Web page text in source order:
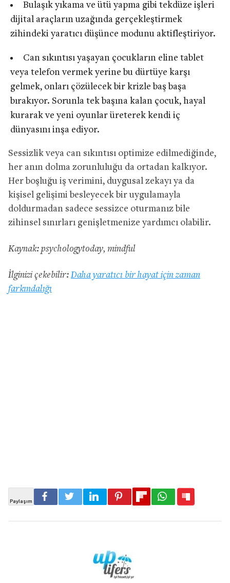
Bulaşık yıkama ve ütü yapma gibi tekdüze işleri
dijital araçların uzağında gerçekleştirmek
zihindeki yaratıcı düşünce modunu aktifleştiriyor.
Can sıkıntısı yaşayan çocukların eline tablet
veya telefon vermek yerine bu dürtüye karşı
gelmek, onları çözülecek bir krizle baş başa
bırakıyor. Sorunla tek başına kalan çocuk, hayal
kurarak ve yeni oyunlar üreterek kendi iç
dünyasını inşa ediyor.
Sessizlik veya can sıkıntısı optimize edilmediğinde,
her anın dolma zorunluluğu da ortadan kalkıyor.
Her boşluğu iş verimini, duygusal zekayı ya da
kişisel gelişimi besleyecek bir uygulamayla
doldurmadan sadece sessizce oturmanız bile
zihinsel sınırları genişletmenize yardımcı olabilir.
Kaynak: psychologytoday, mindful
İlginizi çekebilir: Daha yaratıcı bir hayat için zaman
farkındalığı